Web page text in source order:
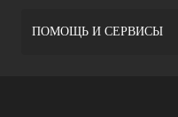
ПОМОЩЬ И СЕРВИСЫ